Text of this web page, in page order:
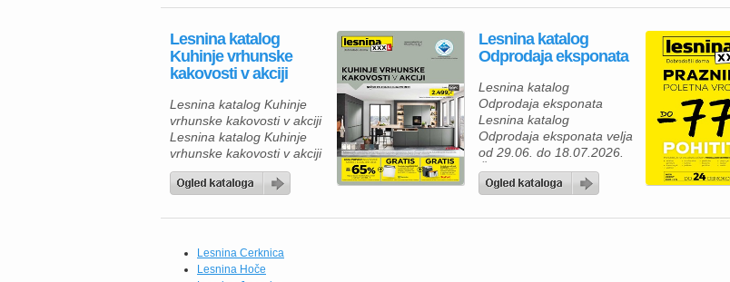
katalog velja od 06.07. do
Lesnina katalog
Kuhinje vrhunske
kakovosti v akciji
Lesnina katalog Kuhinje
vrhunske kakovosti v akciji
Lesnina katalog Kuhinje
vrhunske kakovosti v akciji
velja do 18.07.2026. Če
iščete novo kuhinjo, je zdaj
izkoristite ugodnosti iz
Na voljo so sodobne
kuhinje po meri, ki
Lesnina katalog
Odprodaja eksponata
Lesnina katalog
Odprodaja eksponata
Lesnina katalog
Odprodaja eksponata velja
od 29.06. do 18.07.2026.
Če razmišljate o prenovi
svojega doma, je zdaj
izkoristite Lesnina poletno
Lesnina Cerknica
Lesnina Hoče